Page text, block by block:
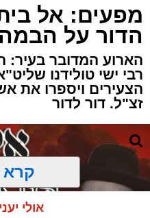
מפעים: אל
הדור על הבמה
הארוע המדובר בעיר:
רבי ישי טולידנו
הצעירים ויספרו את
זצ"ל. דור לדור
קרא
אולי